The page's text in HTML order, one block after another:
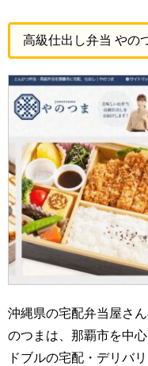
高級仕出し弁当 やの
沖縄県の宅配弁当屋さ
のつまは、那覇市を中
ドブルの宅配・デリバ